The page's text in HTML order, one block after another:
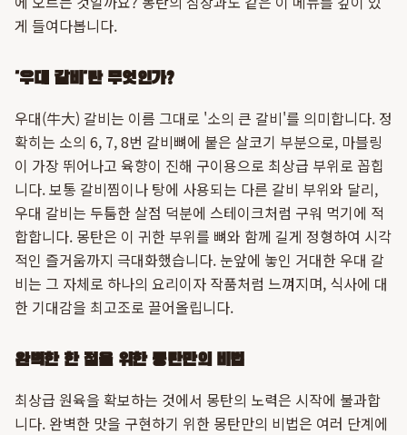
게 들여다봅니다.
'우대 갈비'란 무엇인가?
우대(牛大) 갈비는 이름 그대로 '소의 큰 갈비'를 의미합니다. 정
확히는 소의 6, 7, 8번 갈비뼈에 붙은 살코기 부분으로, 마블링
이 가장 뛰어나고 육향이 진해 구이용으로 최상급 부위로 꼽힙
니다. 보통 갈비찜이나 탕에 사용되는 다른 갈비 부위와 달리,
우대 갈비는 두툼한 살점 덕분에 스테이크처럼 구워 먹기에 적
합합니다. 몽탄은 이 귀한 부위를 뼈와 함께 길게 정형하여 시각
적인 즐거움까지 극대화했습니다. 눈앞에 놓인 거대한 우대 갈
비는 그 자체로 하나의 요리이자 작품처럼 느껴지며, 식사에 대
한 기대감을 최고조로 끌어올립니다.
완벽한 한 점을 위한 몽탄만의 비법
최상급 원육을 확보하는 것에서 몽탄의 노력은 시작에 불과합
니다. 완벽한 맛을 구현하기 위한 몽탄만의 비법은 여러 단계에